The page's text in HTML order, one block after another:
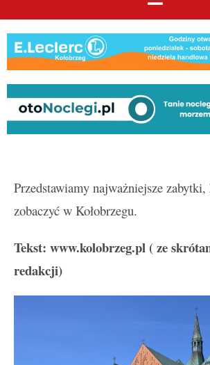
Przedstawiamy najważniejsze
zobaczyć w Kołobrzegu.
Tekst: www.kolobrzeg.pl ( ze
redakcji)